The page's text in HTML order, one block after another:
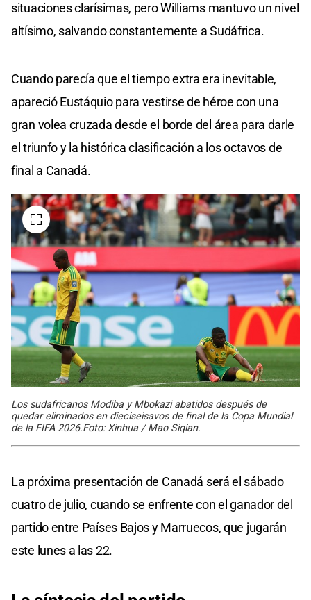
situaciones clarísimas, pero Williams mantuvo un nivel
altísimo, salvando constantemente a Sudáfrica.
Cuando parecía que el tiempo extra era inevitable,
apareció Eustáquio para vestirse de héroe con una
gran volea cruzada desde el borde del área para darle
el triunfo y la histórica clasificación a los octavos de
final a Canadá.
Los sudafricanos Modiba y Mbokazi abatidos después de
quedar eliminados en dieciseisavos de final de la Copa Mundial
de la FIFA 2026.Foto: Xinhua / Mao Siqian.
La próxima presentación de Canadá será el sábado
cuatro de julio, cuando se enfrente con el ganador del
partido entre Países Bajos y Marruecos, que jugarán
este lunes a las 22.